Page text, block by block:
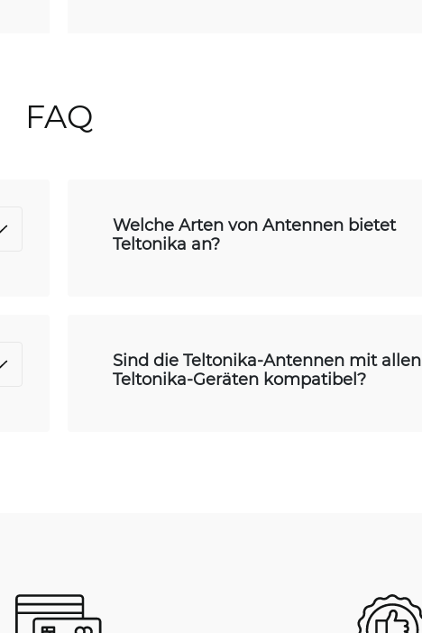
FAQ
Welche Arten von Antennen bietet
Teltonika an?
Sind die Teltonika-Antennen mit allen
Teltonika-Geräten kompatibel?